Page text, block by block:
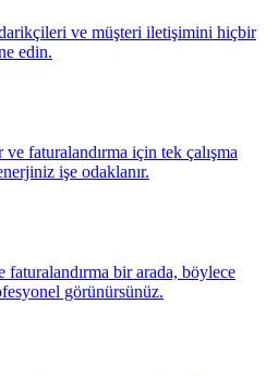
ve müşteri iletişimini hiçbir
edin.
faturalandırma için tek çalışma
işe odaklanır.
bir arada, böylece
görünürsünüz.